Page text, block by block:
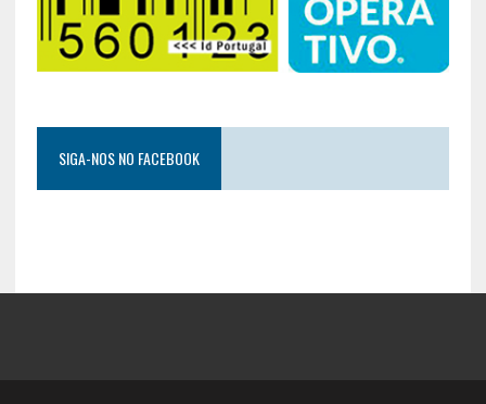
SIGA-NOS NO FACEBOOK